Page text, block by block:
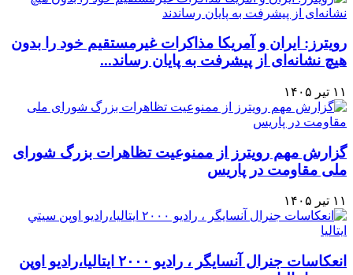
رویترز: ایران و آمریکا مذاکرات غیرمستقیم خود را بدون
هیچ نشانه‌ای از پیشرفت به پایان رساند...
۱۱ تیر ۱۴۰۵
گزارش مهم رویترز از ممنوعیت تظاهرات بزرگ شورای
ملی مقاومت در پاریس
۱۱ تیر ۱۴۰۵
انعكاسات جنرال آنسايگر ، راديو ۲۰۰۰ ايتاليا،راديو اوپن